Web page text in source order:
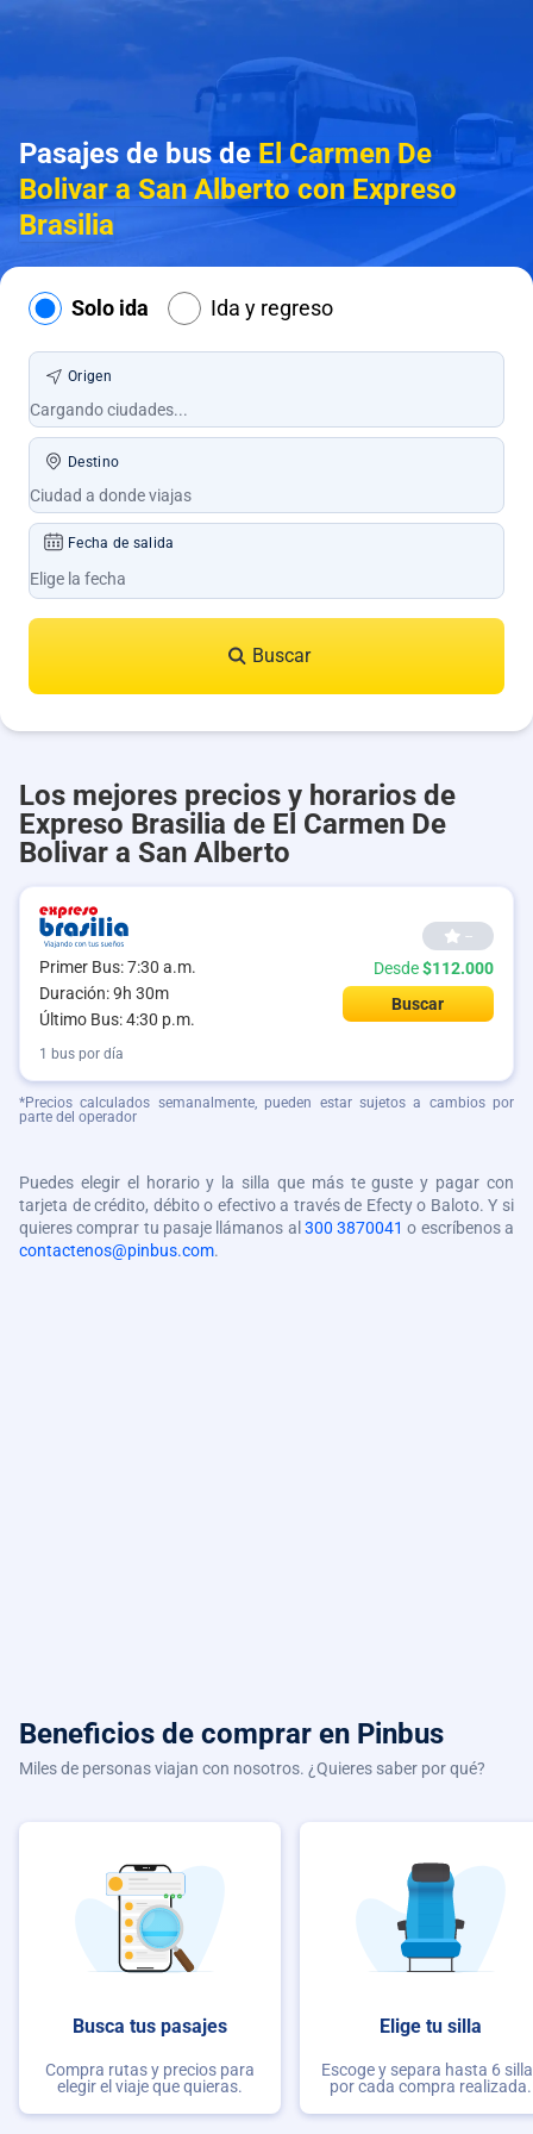
Pasajes de bus deEl Carmen De
Bolivar a San Alberto con Expreso
Brasilia
Solo ida Ida y regreso
Origen
Destino
Fecha de salida
Buscar
Los mejores precios y horarios de
Expreso Brasilia de El Carmen De
Bolivar a San Alberto
Primer Bus: 7:30 a.m.
Duración: 9h 30m
Último Bus: 4:30 p.m.
--
Desde$112.000
Buscar
1 bus por día
*Precios calculados semanalmente, pueden estar sujetos a cambios por
parte del operador
Puedes elegir el horario y la silla que más te guste y pagar con
tarjeta de crédito, débito o efectivo a través de Efecty o Baloto. Y si
quieres comprar tu pasaje llámanos al 300 3870041 o escríbenos a
contactenos@pinbus.com.
Beneficios de comprar en Pinbus
Miles de personas viajan con nosotros. ¿Quieres saber por qué?
Busca tus pasajes
Compra rutas y precios para
elegir el viaje que quieras.
Elige tu silla
Escoge y separa hasta 6
por cada compra realizada.